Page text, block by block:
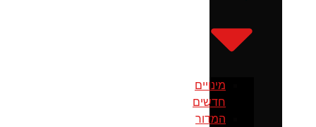
מינויים
חדשים
המדור